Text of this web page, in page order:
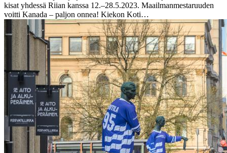
kisat yhdessä Riian kanssa 12.–28.5.2023. Maailmanmestaruuden
voitti Kanada – paljon onnea! Kiekon Koti…